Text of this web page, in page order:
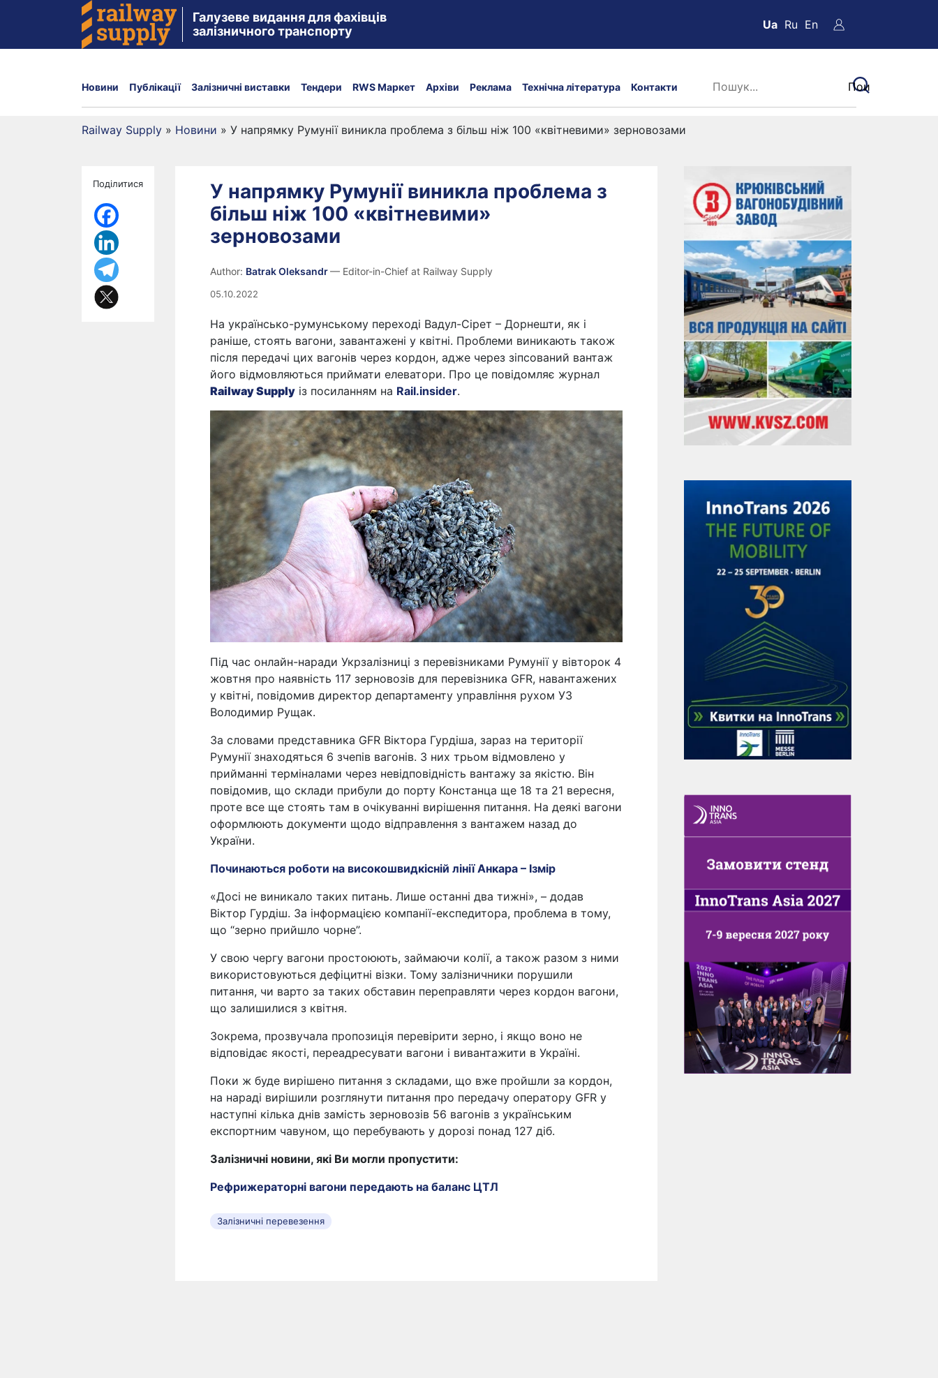
Галузеве видання для фахівців
залізничного транспорту
Ua Ru En
Новини Публікації Залізничні виставки Тендери RWS Маркет Архіви Реклама Технічна література Контакти
Railway Supply » Новини » У напрямку Румунії виникла проблема з більш ніж 100 «квітневими» зерновозами
Поділитися
У напрямку Румунії виникла проблема з
більш ніж 100 «квітневими»
зерновозами
Author: Batrak Oleksandr— Editor-in-Chief at Railway Supply
05.10.2022
На українсько-румунському переході Вадул-Сірет – Дорнешти, як і
раніше, стоять вагони, завантажені у квітні. Проблеми виникають також
після передачі цих вагонів через кордон, адже через зіпсований вантаж
його відмовляються приймати елеватори. Про це повідомляє журнал
Railway Supply із посиланням на Rail.insider.
Під час онлайн-наради Укрзалізниці з перевізниками Румунії у вівторок 4
жовтня про наявність 117 зерновозів для перевізника GFR, навантажених
у квітні, повідомив директор департаменту управління рухом УЗ
Володимир Рущак.
За словами представника GFR Віктора Гурдіша, зараз на території
Румунії знаходяться 6 зчепів вагонів. З них трьом відмовлено у
прийманні терміналами через невідповідність вантажу за якістю. Він
повідомив, що склади прибули до порту Констанца ще 18 та 21 вересня,
проте все ще стоять там в очікуванні вирішення питання. На деякі вагони
оформлюють документи щодо відправлення з вантажем назад до
України.
Починаються роботи на високошвидкісній лінії Анкара – Ізмір
«Досі не виникало таких питань. Лише останні два тижні», – додав
Віктор Гурдіш. За інформацією компанії-експедитора, проблема в тому,
що “зерно прийшло чорне”.
У свою чергу вагони простоюють, займаючи колії, а також разом з ними
використовуються дефіцитні візки. Тому залізничники порушили
питання, чи варто за таких обставин переправляти через кордон вагони,
що залишилися з квітня.
Зокрема, прозвучала пропозиція перевірити зерно, і якщо воно не
відповідає якості, переадресувати вагони і вивантажити в Україні.
Поки ж буде вирішено питання з складами, що вже пройшли за кордон,
на нараді вирішили розглянути питання про передачу оператору GFR у
наступні кілька днів замість зерновозів 56 вагонів з українським
експортним чавуном, що перебувають у дорозі понад 127 діб.
Залізничні новини, які Ви могли пропустити:
Рефрижераторні вагони передають на баланс ЦТЛ
Залізничні перевезення